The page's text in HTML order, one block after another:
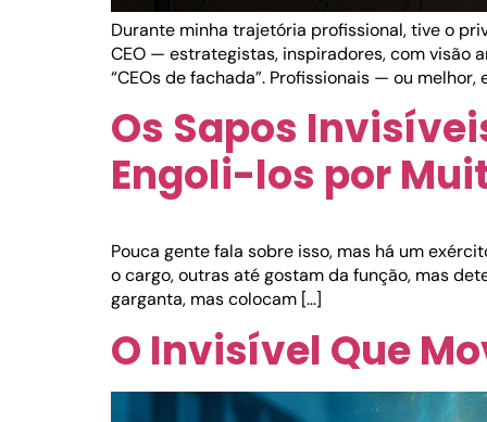
Durante minha trajetória profissional, tive o
CEO — estrategistas, inspiradores, com visão
“CEOs de fachada”. Profissionais — ou melhor,
Os Sapos
Engoli-los por
Pouca gente fala sobre isso, mas há um
o cargo, outras até gostam da função, mas
garganta, mas colocam […]
O Invisível Que